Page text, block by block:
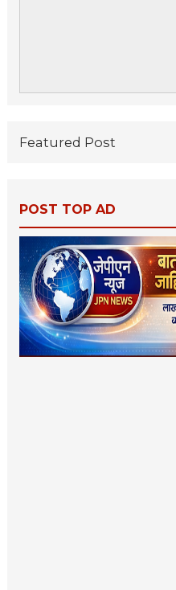
Featured Post
POST TOP AD